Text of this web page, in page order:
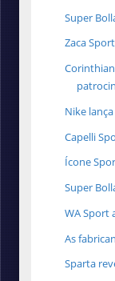
Super
Zaca
Nike
Capelli
Ícone
Super
WA Sport
As
Sparta